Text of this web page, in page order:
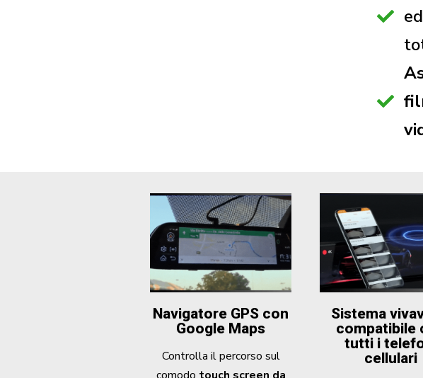
Navigatore GPS con
Google Maps
Controlla il percorso sul
Sistema
compatibile
tutti i
cellulari